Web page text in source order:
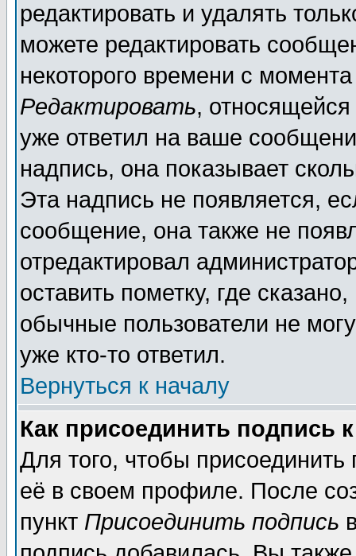
редактировать и удалять
можете редактировать
некоторого времени с
Редактировать,
уже ответил на ваше
надпись, она показывает
Эта надпись не появляется,
сообщение, она также не
отредактировал
оставить пометку, где
обычные пользователи не
уже кто-то ответил.
Вернуться к началу
Как присоединить подпись
Для того, чтобы
её в своем профиле. После
пункт Присоединить подпись